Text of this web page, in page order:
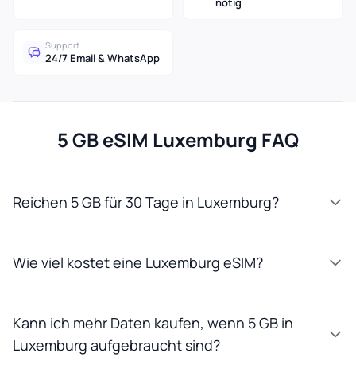
Support
24/7 Email & WhatsApp
5 GB eSIM Luxemburg FAQ
Reichen 5 GB für 30 Tage in Luxemburg?
Wie viel kostet eine Luxemburg eSIM?
Kann ich mehr Daten kaufen, wenn 5 GB in
Luxemburg aufgebraucht sind?